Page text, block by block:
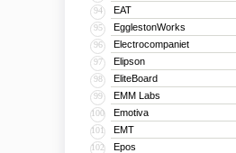
94 EAT
95 EgglestonWorks
96 Electrocompaniet
97 Elipson
98 EliteBoard
99 EMM Labs
100 Emotiva
101 EMT
102 Epos